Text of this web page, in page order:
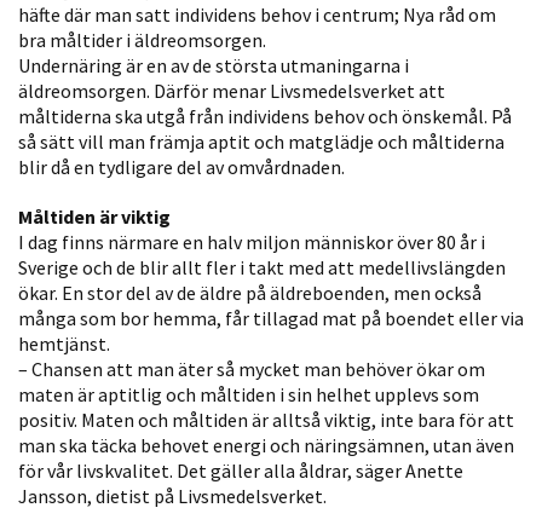
häfte där man satt individens behov i centrum; Nya råd om
bra måltider i äldreomsorgen.
Undernäring är en av de största utmaningarna i
äldreomsorgen. Därför menar Livsmedelsverket att
måltiderna ska utgå från individens behov och önskemål. På
så sätt vill man främja aptit och matglädje och måltiderna
blir då en tydligare del av omvårdnaden.
Måltiden är viktig
I dag finns närmare en halv miljon människor över 80 år i
Sverige och de blir allt fler i takt med att medellivslängden
ökar. En stor del av de äldre på äldreboenden, men också
många som bor hemma, får tillagad mat på boendet eller via
hemtjänst.
– Chansen att man äter så mycket man behöver ökar om
maten är aptitlig och måltiden i sin helhet upplevs som
positiv. Maten och måltiden är alltså viktig, inte bara för att
man ska täcka behovet energi och näringsämnen, utan även
för vår livskvalitet. Det gäller alla åldrar, säger Anette
Jansson, dietist på Livsmedelsverket.
behövs för
över huvud
taget ska
fungera.
För att vi ska
kunna
förbättra
hemsidans
funktionalitet
och
uppbyggnad,
baserat på
hur hemsidan
används.